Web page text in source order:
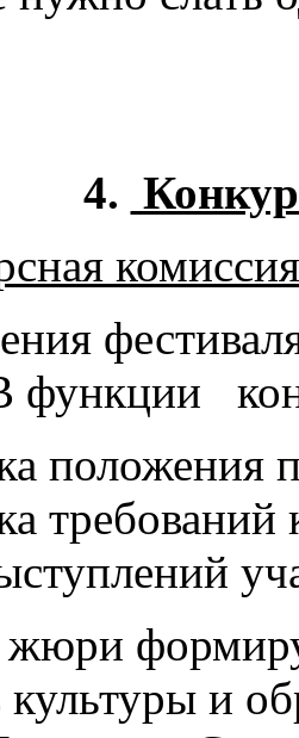
4.
функции
положения
жюри
культуры и